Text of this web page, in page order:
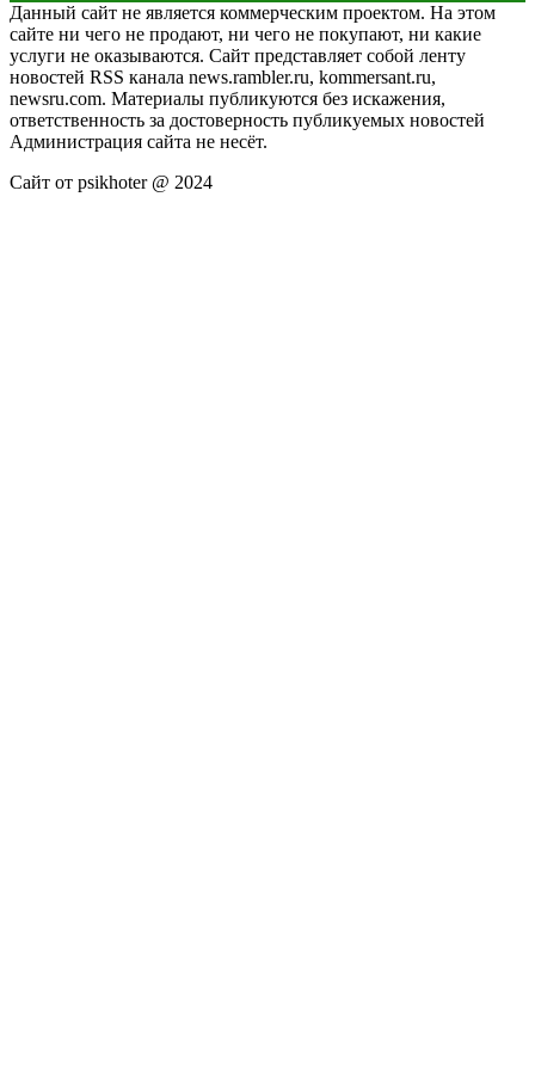
Данный сайт не является коммерческим проектом. На этом
сайте ни чего не продают, ни чего не покупают, ни какие
услуги не оказываются. Сайт представляет собой ленту
новостей RSS канала news.rambler.ru, kommersant.ru,
newsru.com. Материалы публикуются без искажения,
ответственность за достоверность публикуемых новостей
Администрация сайта не несёт.
Сайт от psikhoter @ 2024